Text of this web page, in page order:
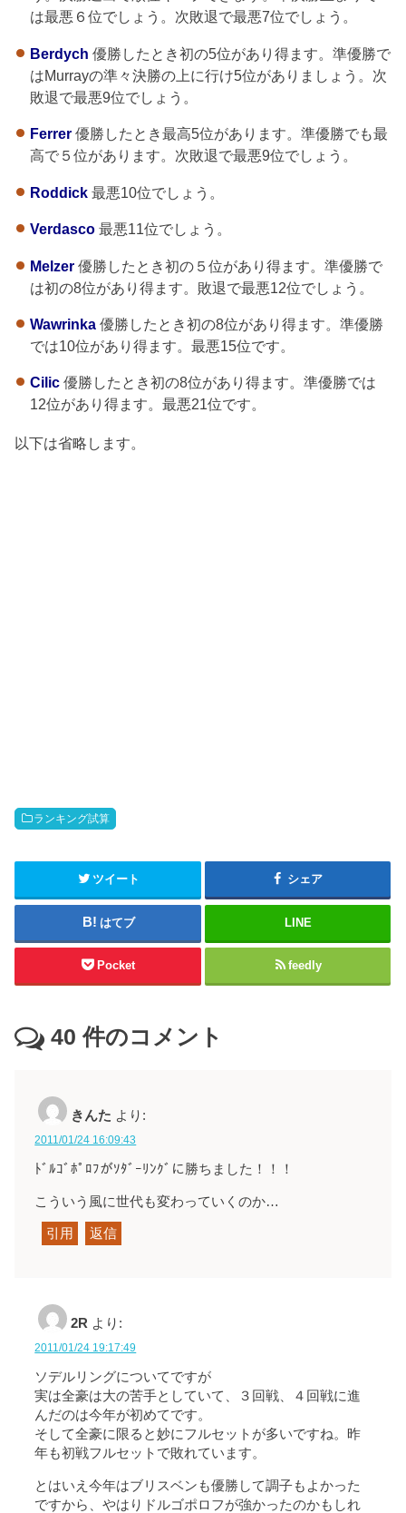
は最悪６位でしょう。次敗退で最悪7位でしょう。
Berdych 優勝したとき初の5位があり得ます。準優勝で
はMurrayの準々決勝の上に行け5位がありましょう。次
敗退で最悪9位でしょう。
Ferrer優勝したとき最高5位があります。準優勝でも最
高で５位があります。次敗退で最悪9位でしょう。
Roddick最悪10位でしょう。
Verdasco最悪11位でしょう。
Melzer優勝したとき初の５位があり得ます。準優勝で
は初の8位があり得ます。敗退で最悪12位でしょう。
Wawrinka優勝したとき初の8位があり得ます。準優勝
では10位があり得ます。最悪15位です。
Cilic優勝したとき初の8位があり得ます。準優勝では
12位があり得ます。最悪21位です。
以下は省略します。
ランキング試算
ツイート シェア
はてブ LINE
Pocket feedly
40 件のコメント
きんた より:
2011/01/24 16:09:43
ﾄﾞﾙｺﾞﾎﾟﾛﾌがｿﾀﾞｰﾘﾝｸﾞに勝ちました！！！
こういう風に世代も変わっていくのか…
引用 返信
2R より:
2011/01/24 19:17:49
ソデルリングについてですが
実は全豪は大の苦手としていて、３回戦、４回戦に進
んだのは今年が初めてです。
そして全豪に限ると妙にフルセットが多いですね。昨
年も初戦フルセットで敗れています。
とはいえ今年はブリスベンも優勝して調子もよかった
ですから、やはりドルゴポロフが強かったのかもしれ